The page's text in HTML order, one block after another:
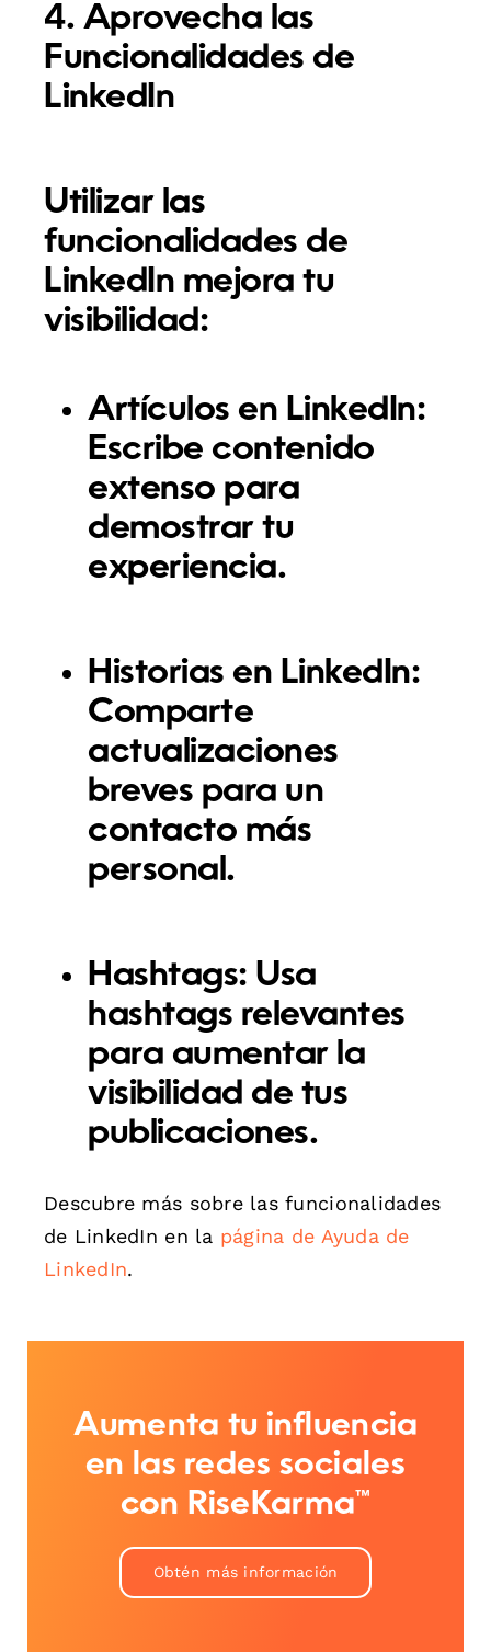
4. Aprovecha las
Funcionalidades de
LinkedIn
Utilizar las
funcionalidades de
LinkedIn mejora tu
visibilidad:
Artículos en LinkedIn:
Escribe contenido
extenso para
demostrar tu
experiencia.
Historias en LinkedIn:
Comparte
actualizaciones
breves para un
contacto más
personal.
Hashtags: Usa
hashtags relevantes
para aumentar la
visibilidad de tus
publicaciones.
Descubre más sobre las funcionalidades
de LinkedIn en la página de Ayuda de
LinkedIn.
Aumenta tu influencia
en las redes sociales
con RiseKarma™
Obtén más información